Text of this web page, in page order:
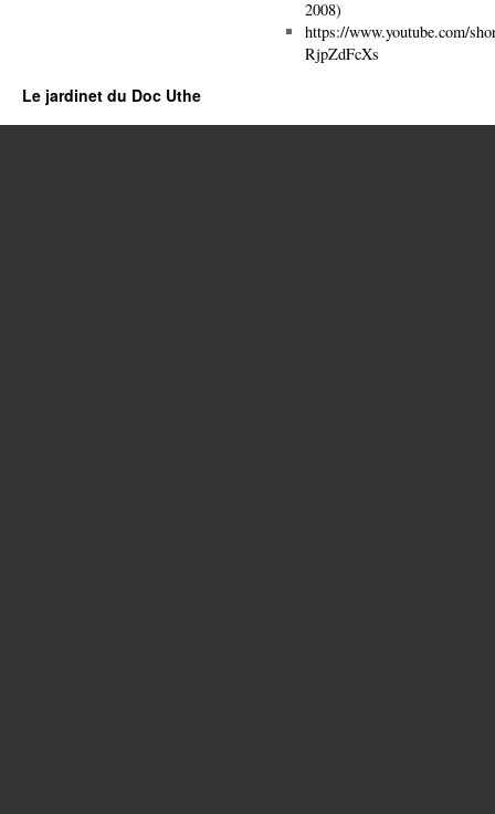
2008)
https://www.youtube.com/
RjpZdFcXs
Le jardinet du Doc Uthe